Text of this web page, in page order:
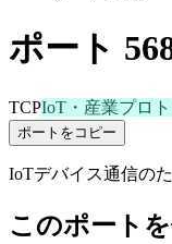
ポート
TCPIoT・産業プロ
ポートをコピー
IoTデバイス通信の
このポート